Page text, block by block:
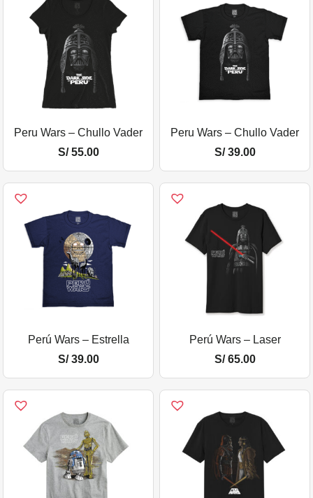
Peru Wars – Chullo Vader
S/55.00
Peru Wars – Chullo Vader
S/39.00
Perú Wars – Estrella
S/39.00
Perú Wars – Laser
S/65.00